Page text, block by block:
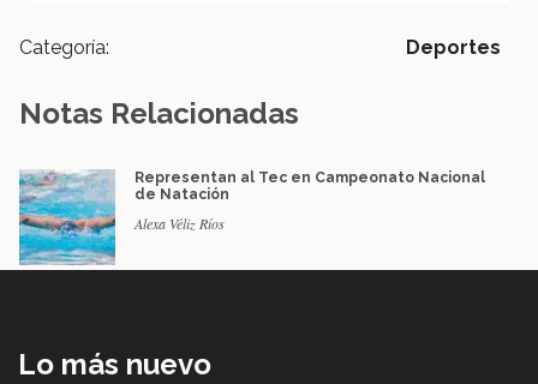
Categoría: Deportes
Notas Relacionadas
Representan al Tec en Campeonato Nacional
de Natación
Alexa Véliz Ríos
Lo más nuevo